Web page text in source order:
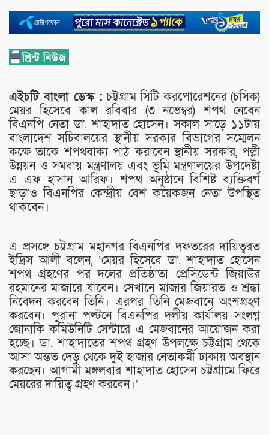
এইচটি বাংলা ডেস্ক : চট্টগ্রাম সিটি করপোরেশনের (চসিক)
মেয়র হিসেবে কাল রবিবার (৩ নভেম্বর) শপথ নেবেন
বিএনপি নেতা ডা. শাহাদাত হোসেন। সকাল সাড়ে ১১টায়
বাংলাদেশ সচিবালয়ের স্থানীয় সরকার বিভাগের সম্মেলন
কক্ষে তাকে শপথবাক্য পাঠ করাবেন স্থানীয় সরকার, পল্লী
উন্নয়ন ও সমবায় মন্ত্রণালয় এবং ভূমি মন্ত্রণালয়ের উপদেষ্টা
এ এফ হাসান আরিফ। শপথ অনুষ্ঠানে বিশিষ্ট ব্যক্তিবর্গ
ছাড়াও বিএনপির কেন্দ্রীয় বেশ কয়েকজন নেতা উপস্থিত
থাকবেন।
এ প্রসঙ্গে চট্টগ্রাম মহানগর বিএনপির দফতরের দায়িত্বরত
ইদ্রিস আলী বলেন, ‘মেয়র হিসেবে ডা. শাহাদাত হোসেন
শপথ গ্রহণের পর দলের প্রতিষ্ঠাতা প্রেসিডেন্ট জিয়াউর
রহমানের মাজারে যাবেন। সেখানে মাজার জিয়ারত ও শ্রদ্ধা
নিবেদন করবেন তিনি। এরপর তিনি মেজবানে অংশগ্রহণ
করবেন। পুরানা পল্টনে বিএনপির দলীয় কার্যালয় সংলগ্ন
জোনাকি কমিউনিটি সেন্টারে এ মেজবানের আয়োজন করা
হচ্ছে। ডা. শাহাদাতের শপথ গ্রহণ উপলক্ষে চট্টগ্রাম থেকে
আসা অন্তত দেড় থেকে দুই হাজার নেতাকর্মী ঢাকায় অবস্থান
করছেন। আগামী মঙ্গলবার শাহাদাত হোসেন চট্টগ্রামে ফিরে
মেয়রের দায়িত্ব গ্রহণ করবেন।’